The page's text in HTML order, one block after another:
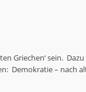
Griechen‘ sein.
Demokratie – nach